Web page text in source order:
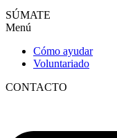
SÚMATE
Menú
Cómo ayudar
Voluntariado
CONTACTO